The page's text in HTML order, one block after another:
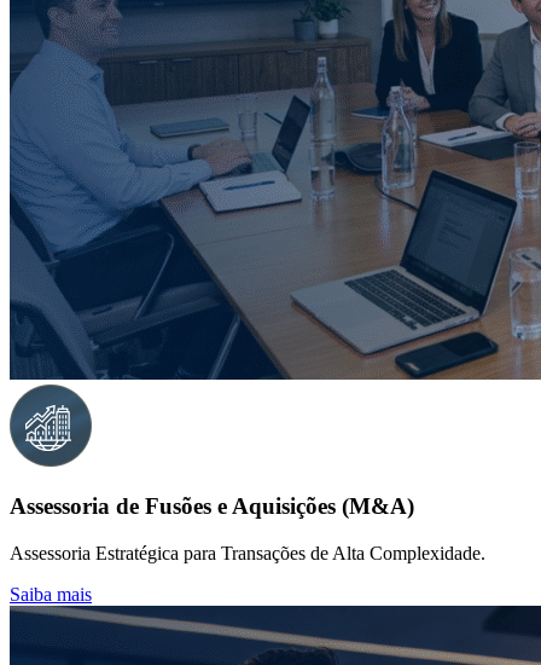
Assessoria de Fusões e Aquisições (M&A)
Assessoria Estratégica para Transações de Alta Complexidade.
Saiba mais